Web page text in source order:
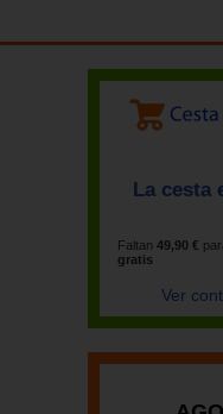
La cesta
Faltan 49,90 €
gratis
Ver